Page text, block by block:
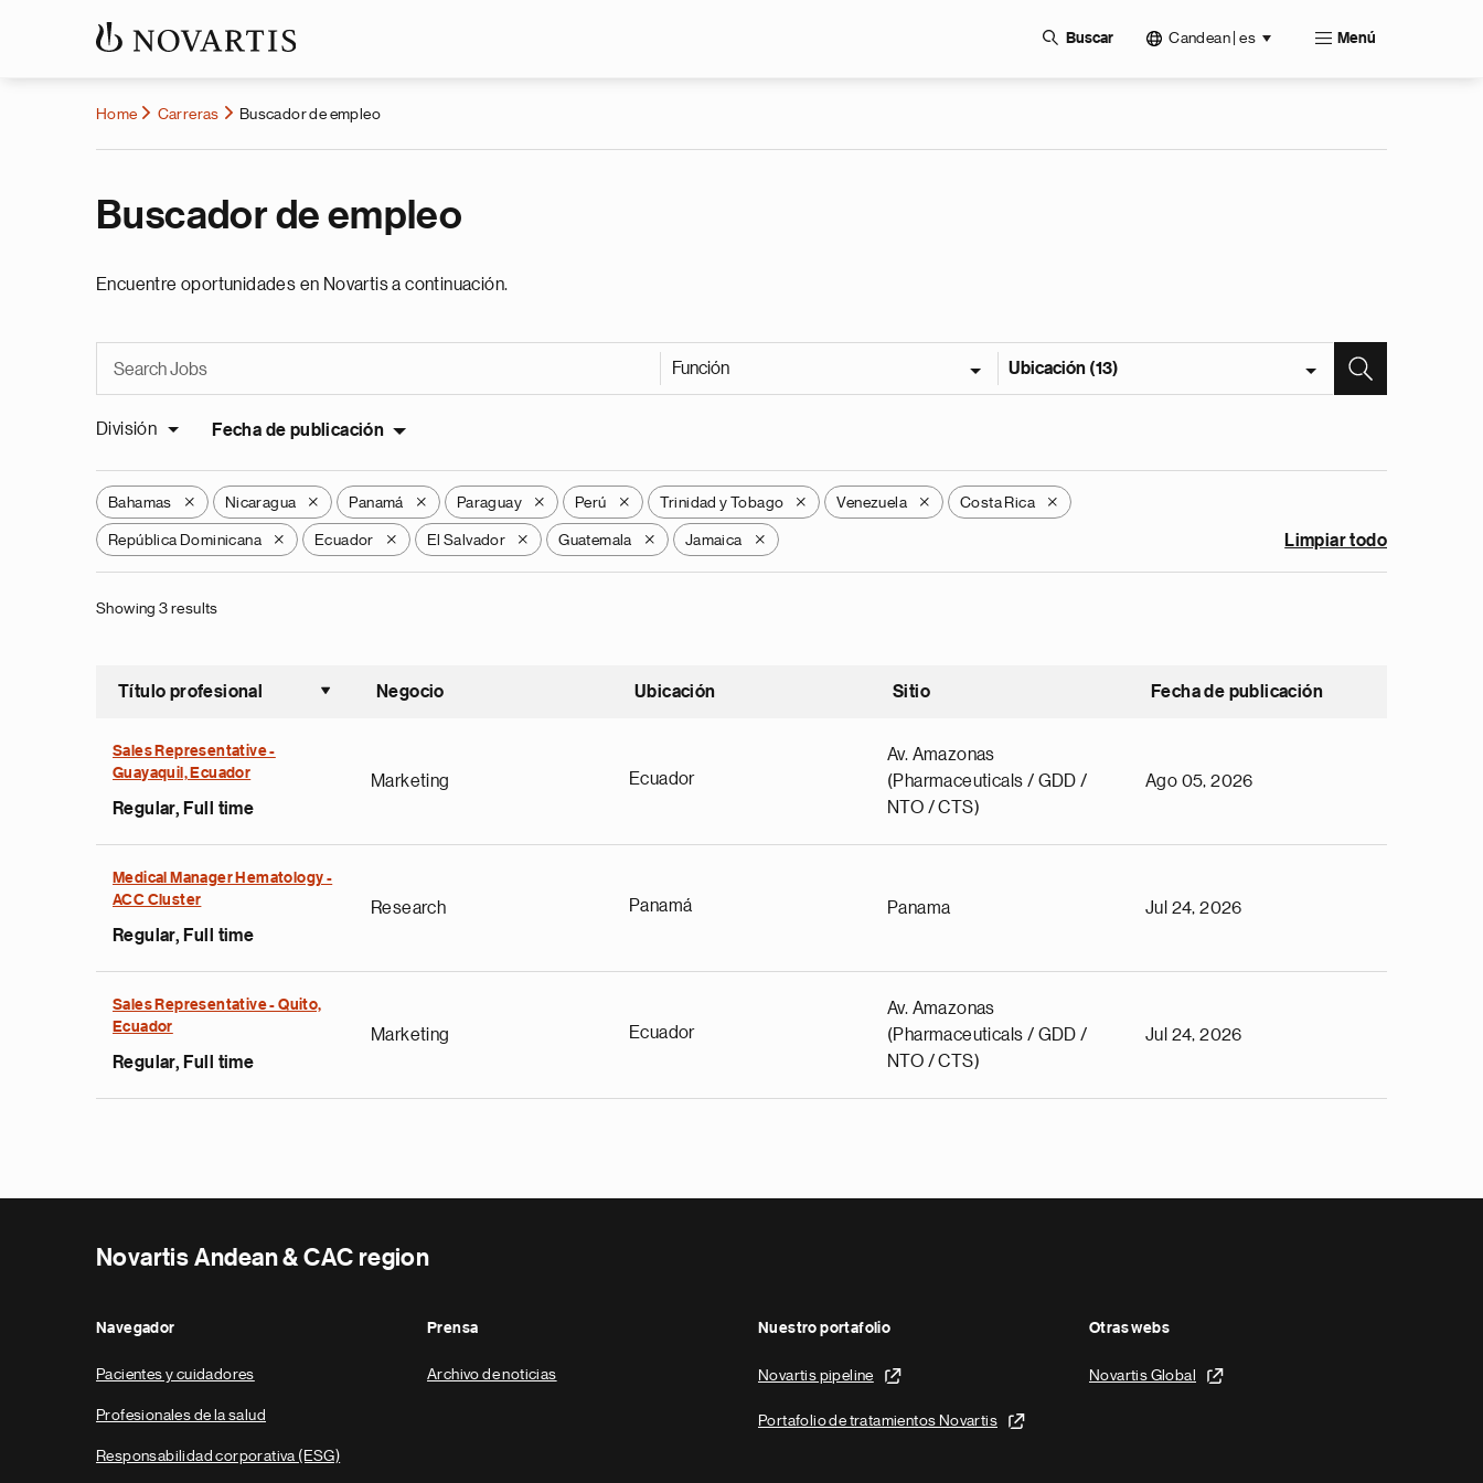
Buscar Candean | es Menú
Home Carreras Buscador de empleo
Buscador de empleo
Encuentre oportunidades en Novartis a continuación.
Función Ubicación (13)
División Fecha de publicación
Bahamas X Nicaragua X Panamá X Paraguay X Perú X Trinidad y Tobago X Venezuela X Costa Rica X
República Dominicana X Ecuador X El Salvador X Guatemala X Jamaica X Limpiar todo
Showing 3 results
Título profesional
Ordenar ascendente
Negocio Ubicación Sitio Fecha de publicación
Sales Representative -
Guayaquil, Ecuador
Regular, Full time
Marketing Ecuador
Av. Amazonas
(Pharmaceuticals / GDD /
NTO / CTS)
Ago 05, 2026
Medical Manager Hematology -
ACC Cluster
Regular, Full time
Research Panamá Panama Jul 24, 2026
Sales Representative - Quito,
Ecuador
Regular, Full time
Marketing Ecuador
Av. Amazonas
(Pharmaceuticals / GDD /
NTO / CTS)
Jul 24, 2026
Novartis Andean & CAC region
Navegador
Pacientes y cuidadores
Profesionales de la salud
Responsabilidad corporativa (ESG)
Prensa
Archivo de noticias
Nuestro portafolio
Novartis pipeline
Portafolio de tratamientos Novartis
Otras webs
Novartis Global